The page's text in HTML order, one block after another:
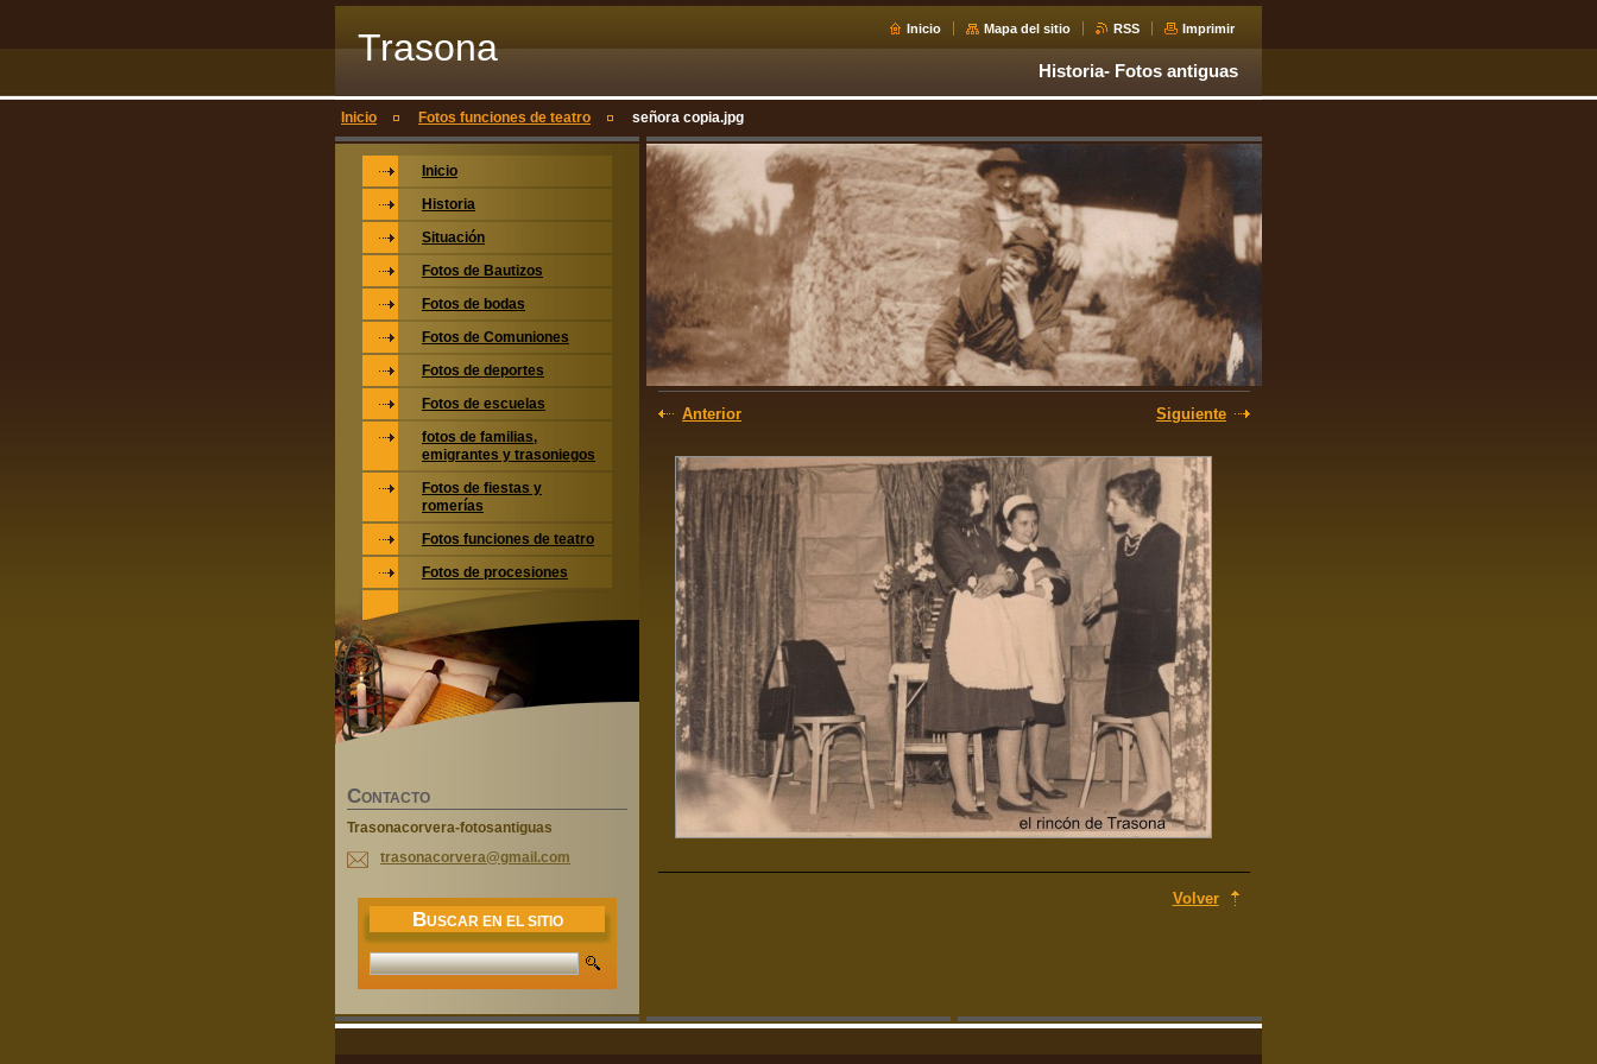
Trasona Inicio Mapa del sitio RSS Imprimir
Historia- Fotos antiguas
Inicio Fotos funciones de teatro señora copia.jpg
Anterior Siguiente
Volver
Inicio
Historia
Situación
Fotos de Bautizos
Fotos de bodas
Fotos de Comuniones
Fotos de deportes
Fotos de escuelas
fotos de familias,
emigrantes y trasoniegos
Fotos de fiestas y
romerías
Fotos funciones de teatro
Fotos de procesiones
CONTACTO
Trasonacorvera-fotosantiguas
trasonacorvera@gmail.com
BUSCAR EN EL SITIO